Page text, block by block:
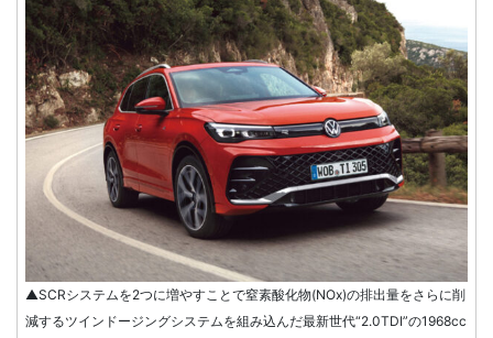
▲SCRシステムを2つに増やすことで窒素酸化物(NOx)の排出量をさらに削
減するツインドージングシステムを組み込んだ最新世代“2.0TDI”の1968cc